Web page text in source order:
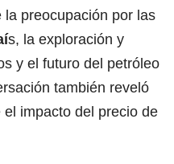
preocupación por las
s, la exploración y
y el futuro del petróleo
también reveló
impacto del precio de